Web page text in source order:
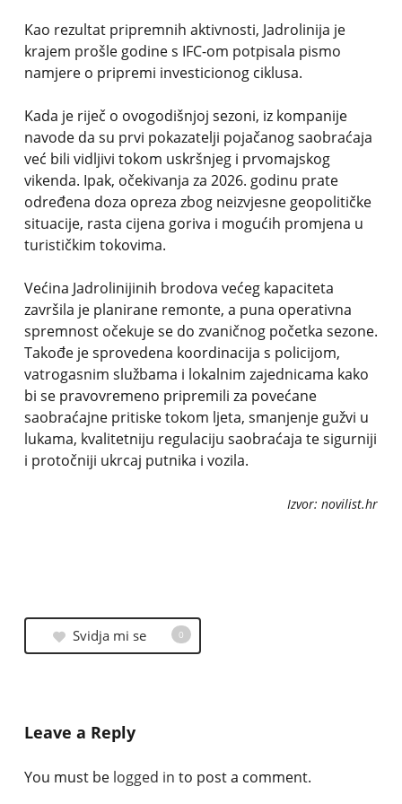
Kao rezultat pripremnih aktivnosti, Jadrolinija je
krajem prošle godine s IFC-om potpisala pismo
namjere o pripremi investicionog ciklusa.
Kada je riječ o ovogodišnjoj sezoni, iz kompanije
navode da su prvi pokazatelji pojačanog saobraćaja
već bili vidljivi tokom uskršnjeg i prvomajskog
vikenda. Ipak, očekivanja za 2026. godinu prate
određena doza opreza zbog neizvjesne geopolitičke
situacije, rasta cijena goriva i mogućih promjena u
turističkim tokovima.
Većina Jadrolinijinih brodova većeg kapaciteta
završila je planirane remonte, a puna operativna
spremnost očekuje se do zvaničnog početka sezone.
Takođe je sprovedena koordinacija s policijom,
vatrogasnim službama i lokalnim zajednicama kako
bi se pravovremeno pripremili za povećane
saobraćajne pritiske tokom ljeta, smanjenje gužvi u
lukama, kvalitetniju regulaciju saobraćaja te sigurniji
i protočniji ukrcaj putnika i vozila.
Izvor: novilist.hr
Svidja mi se 0
Leave a Reply
You must be logged in to post a comment.